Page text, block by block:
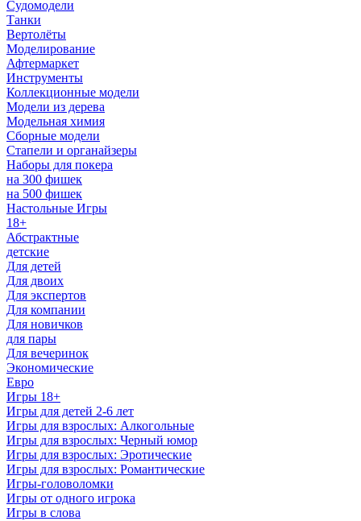
Судомодели
Танки
Вертолёты
Моделирование
Афтермаркет
Инструменты
Коллекционные модели
Модели из дерева
Модельная химия
Сборные модели
Стапели и органайзеры
Наборы для покера
на 300 фишек
на 500 фишек
Настольные Игры
18+
Абстрактные
детские
Для детей
Для двоих
Для экспертов
Для компании
Для новичков
для пары
Для вечеринок
Экономические
Евро
Игры 18+
Игры для детей 2-6 лет
Игры для взрослых: Алкогольные
Игры для взрослых: Черный юмор
Игры для взрослых: Эротические
Игры для взрослых: Романтические
Игры-головоломки
Игры от одного игрока
Игры в слова